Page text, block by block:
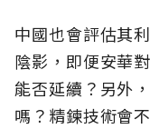
中國也會評估其
陰影，即便安華
能否延續？另外
嗎？精鍊技術會